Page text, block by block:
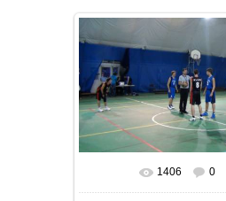
В реальном размере
1406 0